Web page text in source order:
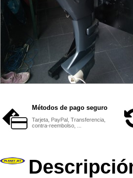
Métodos de pago seguro
Tarjeta, PayPal, Transferencia,
contra-reembolso, ...